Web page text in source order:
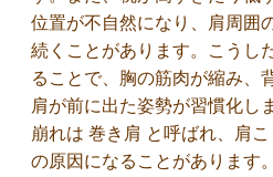
位置が不自然になり、肩周囲
続くことがあります。こうし
ることで、胸の筋肉が縮み、
肩が前に出た姿勢が習慣化し
崩れは 巻き肩 と呼ばれ、肩
の原因になることがあります。